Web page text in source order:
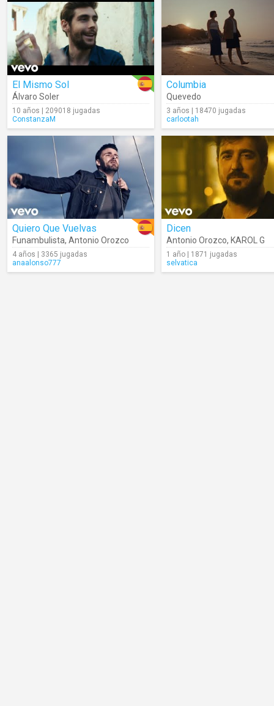
El Mismo Sol
Álvaro Soler
10 años | 209018 jugadas
ConstanzaM
Columbia
Quevedo
3 años | 18470 jugadas
carlootah
Quiero Que Vuelvas
Funambulista, Antonio Orozco
4 años | 3365 jugadas
anaalonso777
Dicen
Antonio Orozco, KAROL G
1 año | 1871 jugadas
selvatica